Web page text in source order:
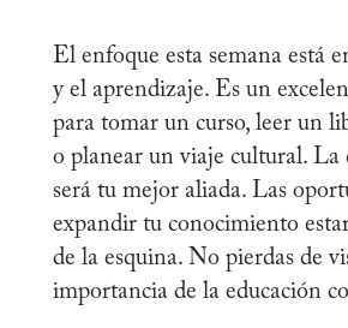
El enfoque esta semana está
y el aprendizaje. Es un
para tomar un curso, leer un
o planear un viaje cultural. La
será tu mejor aliada. Las
expandir tu conocimiento
de la esquina. No pierdas de
importancia de la educación